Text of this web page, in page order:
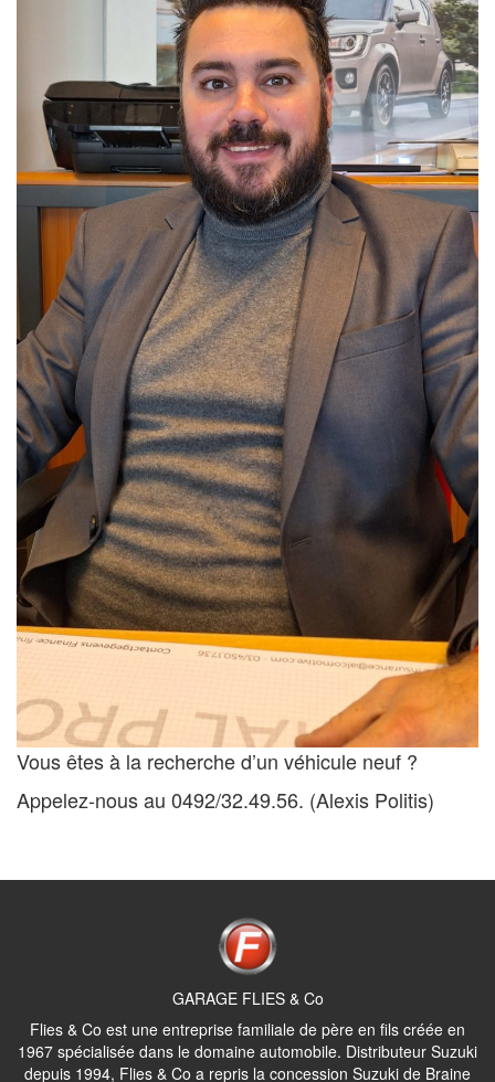
Vous êtes à la recherche d’un véhicule neuf ?
Appelez-nous au 0492/32.49.56. (Alexis Politis)
GARAGE FLIES & Co
Flies & Co est une entreprise familiale de père en fils créée en
1967 spécialisée dans le domaine automobile. Distributeur Suzuki
depuis 1994, Flies & Co a repris la concession Suzuki de Braine